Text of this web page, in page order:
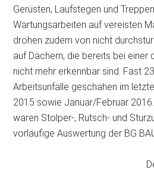
Gerüsten, Laufstegen und
Wartungsarbeiten auf vereisten
drohen zudem von nicht
auf Dächern, die bereits bei einer
nicht mehr erkennbar sind. Fast
Arbeitsunfälle geschahen im
2015 sowie Januar/Februar
waren Stolper-, Rutsch- und
vorläufige Auswertung der BG